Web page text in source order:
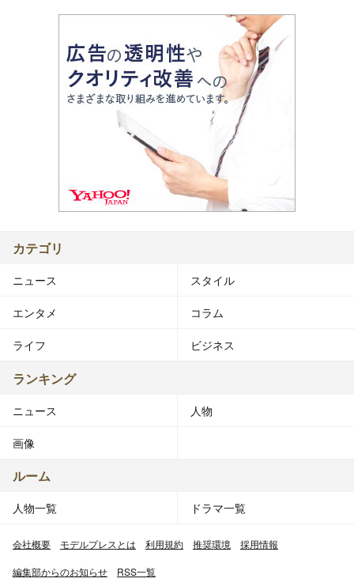
カテゴリ
ニュース スタイル
エンタメ コラム
ライフ ビジネス
ランキング
ニュース 人物
画像
ルーム
人物一覧 ドラマ一覧
会社概要 モデルプレスとは 利用規約 推奨環境 採用情報
編集部からのお知らせ RSS一覧